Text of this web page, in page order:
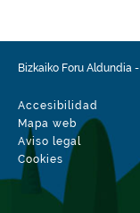
Bizkaiko Foru Aldundia -
Accesibilidad
Mapa web
Aviso legal
Cookies